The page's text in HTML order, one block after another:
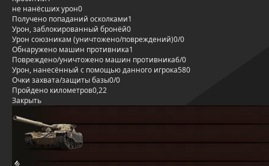
не нанёсших урон0
Получено попаданий осколками1
Урон, заблокированный бронёй0
Урон союзникам (уничтожено/повреждений)0/0
Обнаружено машин противника1
Повреждено/уничтожено машин противника6/0
Урон, нанесённый с помощью данного игрока580
Очки захвата/защиты базы0/0
Пройдено километров0,22
Закрыть